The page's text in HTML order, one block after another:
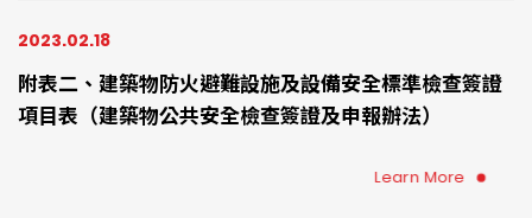
2023.02.18
附表二、建築物防火避難設施及設備安全標準檢查簽證
項目表（建築物公共安全檢查簽證及申報辦法）
Learn More